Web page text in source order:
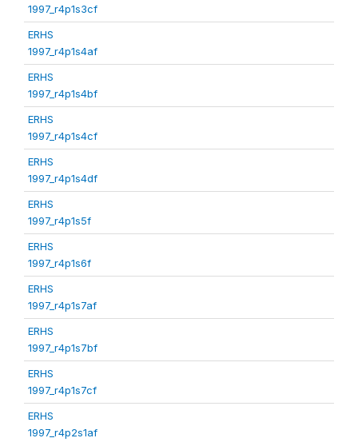
1997_r4p1s3cf
ERHS
1997_r4p1s4af
ERHS
1997_r4p1s4bf
ERHS
1997_r4p1s4cf
ERHS
1997_r4p1s4df
ERHS
1997_r4p1s5f
ERHS
1997_r4p1s6f
ERHS
1997_r4p1s7af
ERHS
1997_r4p1s7bf
ERHS
1997_r4p1s7cf
ERHS
1997_r4p2s1af